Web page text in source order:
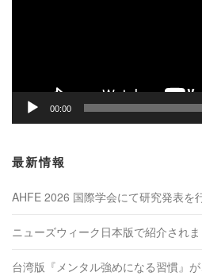
00:00
最新情報
AHFE 2026 国際学会にて研究発表を
ニューズウィーク日本版で紹介されま
台湾版『メンタル強めになる習慣』